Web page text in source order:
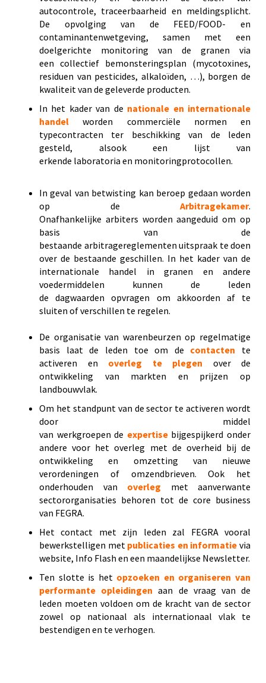
autocontrole, traceerbaarheid en meldingsplicht.
De opvolging van de FEED/FOOD- en
contaminantenwetgeving, samen met een
doelgerichte monitoring van de granen via
een collectief bemonsteringsplan (mycotoxines,
residuen van pesticides, alkaloïden, …), borgen de
kwaliteit van de geleverde producten.
In het kader van de nationale en internationale
handel worden commerciële normen en
typecontracten ter beschikking van de leden
gesteld, alsook een lijst van
erkende laboratoria en monitoringprotocollen.
In geval van betwisting kan beroep gedaan worden
op de Arbitragekamer.
Onafhankelijke arbiters worden aangeduid om op
basis van de
bestaande arbitragereglementen uitspraak te doen
over de bestaande geschillen. In het kader van de
internationale handel in granen en andere
voedermiddelen kunnen de leden
de dagwaarden opvragen om akkoorden af te
sluiten of verschillen te regelen.
De organisatie van warenbeurzen op regelmatige
basis laat de leden toe om de contacten
te
activeren en overleg te plegen over de
ontwikkeling van markten en prijzen op
landbouwvlak.
Om het standpunt van de sector te activeren wordt
door middel
van werkgroepen de expertise bijgespijkerd onder
andere voor het overleg met de overheid bij de
ontwikkeling en omzetting van nieuwe
verordeningen of omzendbrieven. Ook het
onderhouden van overleg met aanverwante
sectororganisaties behoren tot de core business
van FEGRA.
Het contact met zijn leden zal FEGRA vooral
bewerkstelligen met publicaties en informatie via
website, Info Flash en een maandelijkse Newsletter.
Ten slotte is het opzoeken en organiseren van
performante opleidingen aan de vraag van de
leden moeten voldoen om de kracht van de sector
zowel op nationaal als internationaal vlak te
bestendigen en te verhogen.